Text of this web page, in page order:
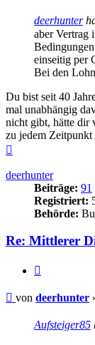
deerhunter
aber Vertrag
einseitig per
Bei den
Du bist seit 40
mal unabhängig
nicht gibt, hätte dir
zu jedem Zeitpunkt
deerhunter
Beiträge: 91
Registriert:
Behörde:
Re: Mittlerer
Beitrag
von deerhunter
Aufsteiger85